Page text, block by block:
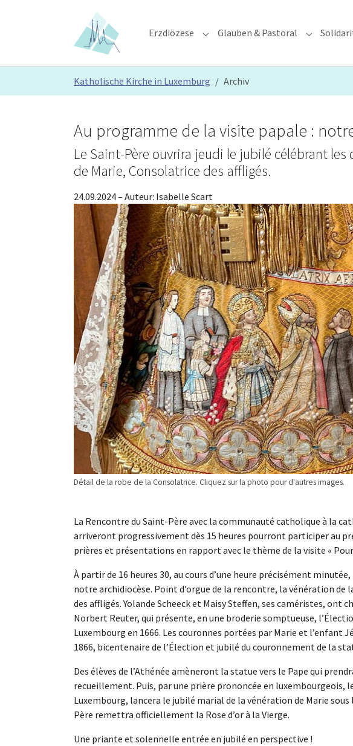
Erzdiözese Submenu for "Erzdiözese"
Glauben & Pastoral Submenu
Katholische Kirche in Luxemburg Archiv
Détail de la robe de la Consolatrice. Cliquez sur la photo pour d'autres images.
Au programme de la visite papale :
Le Saint-Père ouvrira jeudi le jubilé célébrant
de Marie, Consolatrice des affligés.
24.09.2024– Auteur: Isabelle Scart
La Rencontre du Saint-Père avec la communauté catholique à la
arriveront progressivement dès 15 heures pourront participer au
prières et présentations en rapport avec le thème de la visite «
À partir de 16 heures 30, au cours d’une heure précisément
notre archidiocèse. Point d’orgue de la rencontre, la vénération de
des affligés. Yolande Scheeck et Maisy Steffen, ses caméristes, ont
Norbert Reuter, qui présente, en une broderie somptueuse,
Luxembourg en 1666. Les couronnes portées par Marie et l’enfant
1866, bicentenaire de l’Élection et jubilé du couronnement de la
Des élèves de l’Athénée amèneront la statue vers le Pape qui
recueillement. Puis, par une prière prononcée en luxembourgeois,
Luxembourg, lancera le jubilé marial de la vénération de Marie
Père remettra officiellement la Rose d’or à la Vierge.
Une priante et solennelle entrée en jubilé en perspective !